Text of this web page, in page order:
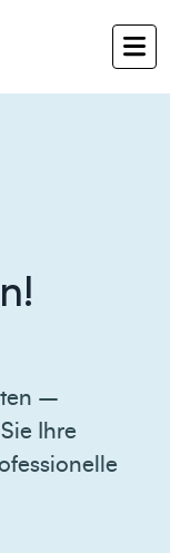
–
Ihre